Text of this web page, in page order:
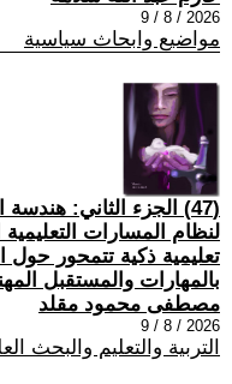
2026 / 8 / 9
مواضيع وابحاث سياسية
(47) الجزء الثاني:
لنظام المسارات
تعليمية ذكية تتمحور حول
بالمهارات والمستقبل
مصطفى محمود مقلد
2026 / 8 / 9
التربية والتعليم والبحث